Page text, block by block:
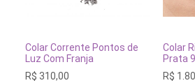
ADICIONAR AO CARRINHO
Colar Corrente Pontos de
Luz Com Franja
R$ 310,00
Colar
Prata
R$